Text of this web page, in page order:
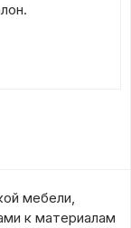
мебели,
к материалам